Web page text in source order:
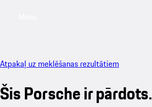
Atpakaļ uz meklēšanas rezultātiem
Šis Porsche ir pārdots.